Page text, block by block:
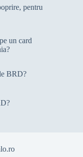
pentru
un card
BRD?